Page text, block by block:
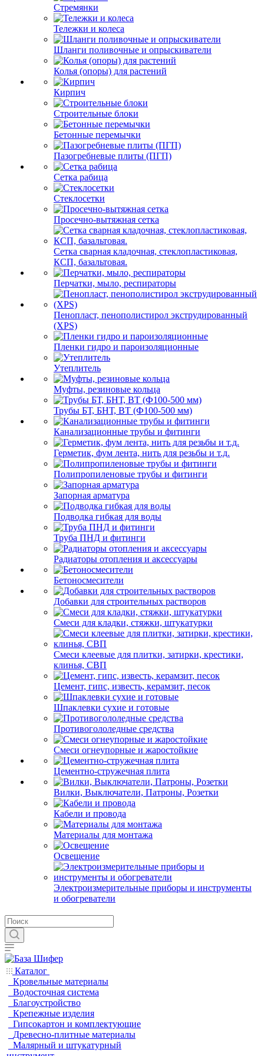
Стремянки
Тележки и колеса
Шланги поливочные и опрыскиватели
Колья (опоры) для растений
Кирпич
Строительные блоки
Бетонные перемычки
Пазогребневые плиты (ПГП)
Сетка рабица
Стеклосетки
Просечно-вытяжная сетка
Сетка сварная кладочная, стеклопластиковая,
КСП, базальтовая.
Перчатки, мыло, респираторы
Пенопласт, пенополистирол экструдированный
(XPS)
Пленки гидро и пароизоляционные
Утеплитель
Муфты, резиновые кольца
Трубы БТ, БНТ, ВТ (Ф100-500 мм)
Канализационные трубы и фитинги
Герметик, фум лента, нить для резьбы и т.д.
Полипропиленовые трубы и фитинги
Запорная арматура
Подводка гибкая для воды
Труба ПНД и фитинги
Радиаторы отопления и аксессуары
Бетоносмесители
Добавки для строительных растворов
Смеси для кладки, стяжки, штукатурки
Смеси клеевые для плитки, затирки, крестики,
клинья, СВП
Цемент, гипс, известь, керамзит, песок
Шпаклевки сухие и готовые
Противогололедные средства
Смеси огнеупорные и жаростойкие
Цементно-стружечная плита
Вилки, Выключатели, Патроны, Розетки
Кабели и провода
Материалы для монтажа
Освещение
Электроизмерительные приборы и инструменты
и обогреватели
Каталог
Кровельные материалы
Водосточная система
Благоустройство
Крепежные изделия
Гипсокартон и комплектующие
Древесно-плитные материалы
Малярный и штукатурный